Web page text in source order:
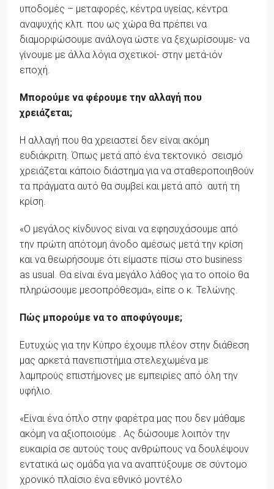
υποδομές – μεταφορές, κέντρα υγείας, κέντρα
αναψυχής κλπ. που ως χώρα θα πρέπει να
διαμορφώσουμε ανάλογα ώστε να ξεχωρίσουμε- να
γίνουμε με άλλα λόγια σχετικοί- στην μετά-ιόν
εποχή.
Μπορούμε να φέρουμε την αλλαγή που
χρειάζεται;
Η αλλαγή που θα χρειαστεί δεν είναι ακόμη
ευδιάκριτη. Όπως μετά από ένα τεκτονικό σεισμό
χρειάζεται κάποιο διάστημα για να σταθεροποιηθούν
τα πράγματα αυτό θα συμβεί και μετά από αυτή τη
κρίση.
«Ο μεγάλος κίνδυνος είναι να εφησυχάσουμε από
την πρώτη απότομη άνοδο αμέσως μετά την κρίση
και να θεωρήσουμε ότι είμαστε πίσω στο business
as usual. Θα είναι ένα μεγάλο λάθος για το οποίο θα
πληρώσουμε μεσοπρόθεσμα», είπε ο κ. Τελώνης.
Πώς μπορούμε να το αποφύγουμε;
Ευτυχώς για την Κύπρο έχουμε πλέον στην διάθεση
μας αρκετά πανεπιστήμια στελεχωμένα με
λαμπρούς επιστήμονες με εμπειρίες από όλη την
υφήλιο.
«Είναι ένα όπλο στην φαρέτρα μας που δεν μάθαμε
ακόμη να αξιοποιούμε . Ας δώσουμε λοιπόν την
ευκαιρία σε αυτούς τους ανθρώπους να δουλέψουν
εντατικά ως ομάδα για να αναπτύξουμε σε σύντομο
χρονικό πλαίσιο ένα εθνικό μοντέλο